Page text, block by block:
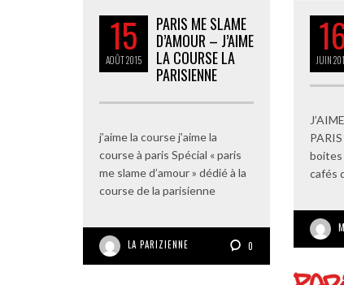
15
AOÛT2015
PARIS ME SLAME
D’AMOUR – J’AIME
LA COURSE LA
PARISIENNE
j’aime la course j’aime la
course à paris Spécial « paris
me slame d’amour » dédié à la
course de la parisienne
LA PARIZIENNE 0
JUIN
boites
cafés